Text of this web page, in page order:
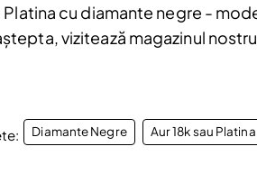
Platina cu diamante negre -
vizitează magazinul
Diamante Negre Aur 18k sau Platina